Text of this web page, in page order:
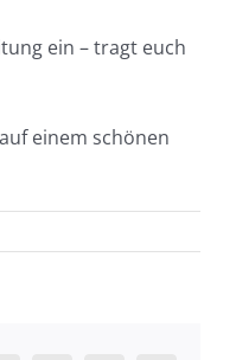
ein – tragt euch
einem schönen